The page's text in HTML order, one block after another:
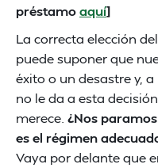
préstamoaquí]
La correcta elección
puede suponer que
éxito o un desastre y,
no le da a esta
merece. ¿Nos
es el régimen
Vaya por delante que